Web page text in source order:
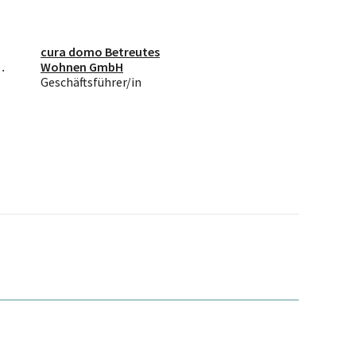
cura domo Betreutes
Wohnen GmbH
Geschäftsführer/in